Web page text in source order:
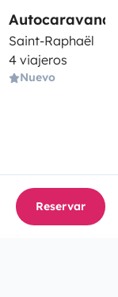
Autocaravana
Saint-Raphaël
4 viajeros
Nuevo
Reservar